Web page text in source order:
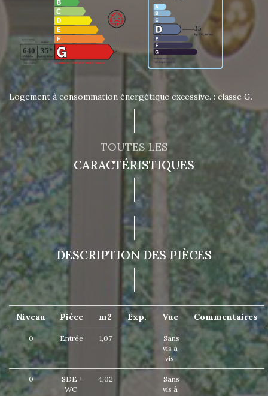
Logement à consommation énergétique excessive. : classe G.
TOUTES LES
CARACTÉRISTIQUES
DESCRIPTION DES PIÈCES
Niveau Pièce m2 Exp. Vue Commentaires
0 Entrée 1,07
Sans
vis à
vis
0
SDE +
WC
4,02
Sans
vis à